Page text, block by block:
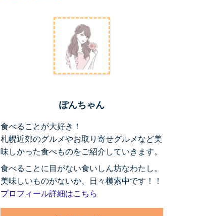
ぽんちゃん
食べることが大好き！
札幌近郊のグルメやお取り寄せグルメなど美
味しかった食べものをご紹介していきます。
食べることに目がない食いしん坊なわたし。
美味しいものがないか、日々模索中です！！
プロフィール詳細はこちら